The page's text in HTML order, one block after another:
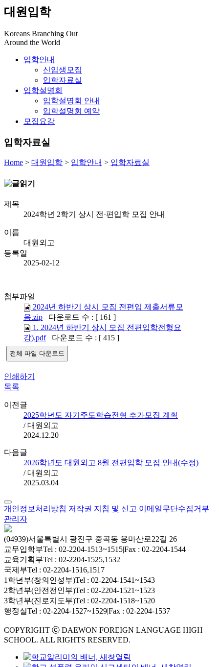
대원입학
Koreans Branching Out
Around the World
입학안내
신입생모집
입학자료실
입학설명회
입학설명회 안내
입학설명회 예약
모집요강
입학자료실
Home > 대원입학 > 입학안내 > 입학자료실
제목
2024학년 2학기 상시 전·편입학 모집 안내
이름
대원외고
등록일
2025-02-12
첨부파일
2024년 하반기 상시 모집 전편입 제출서류모
음.zip 다운로드 수 : [ 161 ]
1. 2024년 하반기 상시 모집 전편입학전형요
강).pdf다운로드 수 : [ 415 ]
전체 파일 다운로드
인쇄하기
목록
이전글
2025학년도 자기주도학습전형 추가모집 계획
/ 대원외고
2024.12.20
다음글
2026학년도 대원외고 8월 전편입학 모집 안내(수정)
/ 대원외고
2025.03.04
개인정보처리방침 저작권 지침 및 신고 이메일무단수집거부
관리자
(04939)서울특별시 광진구 중곡동 용마산로22길 26
교무입학부Tel : 02-2204-1513~1515|Fax : 02-2204-1544
교육기획부Tel : 02-2204-1525,1532
국제부Tel : 02-2204-1516,1517
1학년부(창의인성부)Tel : 02-2204-1541~1543
2학년부(안전전인부)Tel : 02-2204-1521~1523
3학년부(진로지도부)Tel : 02-2204-1518~1520
행정실Tel : 02-2204-1527~1529|Fax : 02-2204-1537
COPYRIGHT ⓒ DAEWON FOREIGN LANGUAGE HIGH
SCHOOL. ALL RIGHTS RESERVED.